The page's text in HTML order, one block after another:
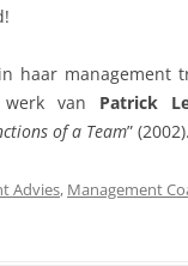
haar management
van Patrick
of a Team” (2002).
Advies, Management